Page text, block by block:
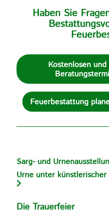
Haben Sie
Kostenlosen
Feuerbestattung
Sarg- und
Urne unter
Die Trauerfeier